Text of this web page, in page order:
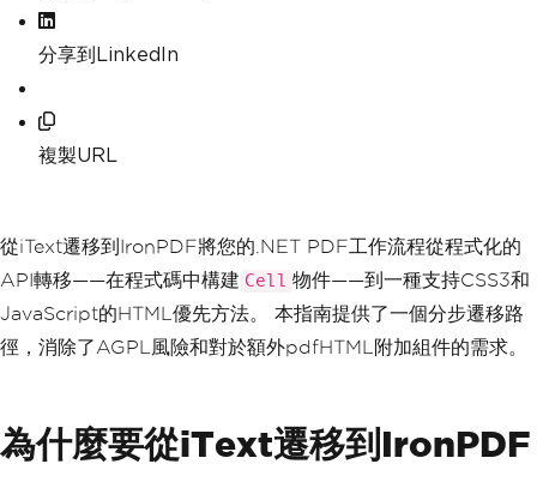
分享到LinkedIn
複製URL
從iText遷移到IronPDF將您的.NET PDF工作流程從程式化的
API轉移——在程式碼中構建 Cell
物件——到一種支持CSS3和
JavaScript的HTML優先方法。 本指南提供了一個分步遷移路
徑，消除了AGPL風險和對於額外pdfHTML附加組件的需求。
為什麼要從iText遷移到IronPDF